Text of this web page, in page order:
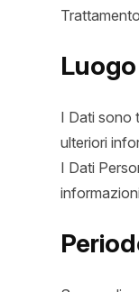
Luogo
I Dati sono
ulteriori
I Dati